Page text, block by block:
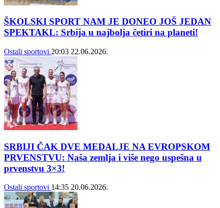
ŠKOLSKI SPORT NAM JE DONEO JOŠ JEDAN
SPEKTAKL: Srbija u najbolja četiri na planeti!
Ostali sportovi 20:03 22.06.2026.
SRBIJI ČAK DVE MEDALJE NA EVROPSKOM
PRVENSTVU: Naša zemlja i više nego uspešna u
prvenstvu 3×3!
Ostali sportovi 14:35 20.06.2026.